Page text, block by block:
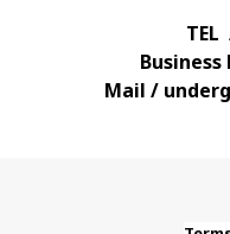
TEL
Business
Mail /